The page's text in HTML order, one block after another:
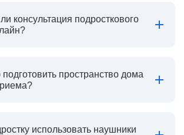
консультация подросткового
пространство дома
использовать наушники